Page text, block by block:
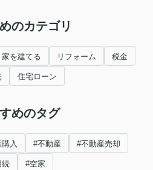
のカテゴリ
家を建てる リフォーム 税金
住宅ローン
めのタグ
入 #不動産 #不動産売却
続 #空家